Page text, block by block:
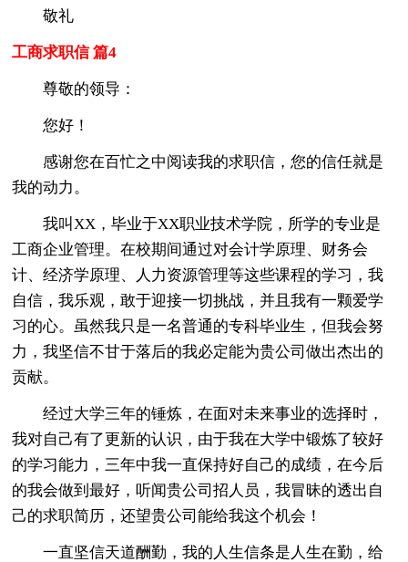
敬礼
工商求职信 篇4
尊敬的领导：
您好！
感谢您在百忙之中阅读我的求职信，您的信任就是
我的动力。
我叫XX，毕业于XX职业技术学院，所学的专业是
工商企业管理。在校期间通过对会计学原理、财务会
计、经济学原理、人力资源管理等这些课程的学习，我
自信，我乐观，敢于迎接一切挑战，并且我有一颗爱学
习的心。虽然我只是一名普通的专科毕业生，但我会努
力，我坚信不甘于落后的我必定能为贵公司做出杰出的
贡献。
经过大学三年的锤炼，在面对未来事业的选择时，
我对自己有了更新的认识，由于我在大学中锻炼了较好
的学习能力，三年中我一直保持好自己的成绩，在今后
的我会做到最好，听闻贵公司招人员，我冒昧的透出自
己的求职简历，还望贵公司能给我这个机会！
一直坚信天道酬勤，我的人生信条是人生在勤，给